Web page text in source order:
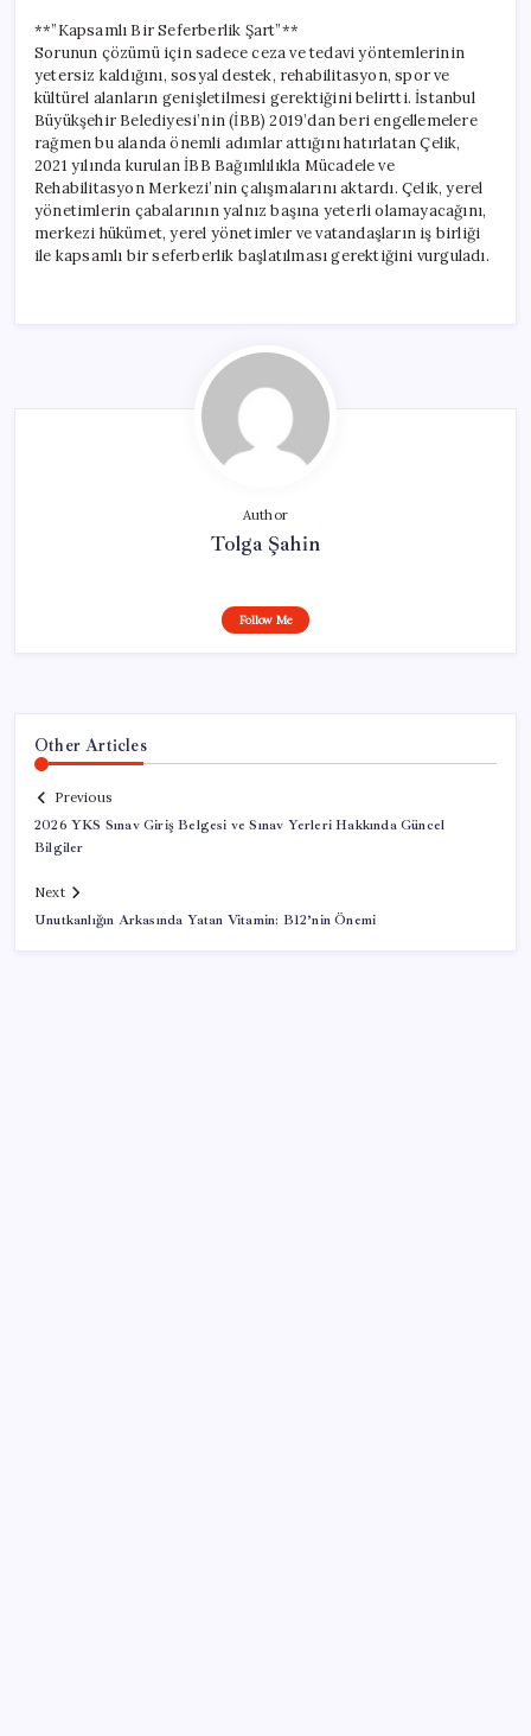
**”Kapsamlı Bir Seferberlik Şart”**
Sorunun çözümü için sadece ceza ve tedavi yöntemlerinin
yetersiz kaldığını, sosyal destek, rehabilitasyon, spor ve
kültürel alanların genişletilmesi gerektiğini belirtti. İstanbul
Büyükşehir Belediyesi’nin (İBB) 2019’dan beri engellemelere
rağmen bu alanda önemli adımlar attığını hatırlatan Çelik,
2021 yılında kurulan İBB Bağımlılıkla Mücadele ve
Rehabilitasyon Merkezi’nin çalışmalarını aktardı. Çelik, yerel
yönetimlerin çabalarının yalnız başına yeterli olamayacağını,
merkezi hükümet, yerel yönetimler ve vatandaşların iş birliği
ile kapsamlı bir seferberlik başlatılması gerektiğini vurguladı.
Author
Tolga Şahin
Follow Me
Other Articles
Previous
2026 YKS Sınav Giriş Belgesi ve Sınav Yerleri Hakkında Güncel
Bilgiler
Next
Unutkanlığın Arkasında Yatan Vitamin: B12’nin Önemi